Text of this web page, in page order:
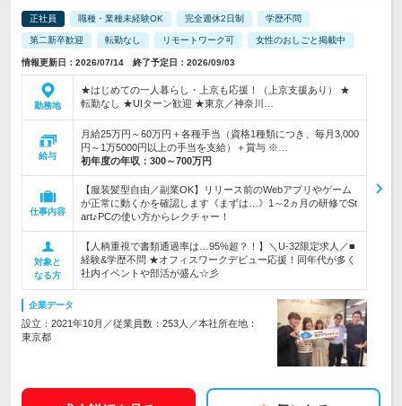
正社員 職種・業種未経験OK 完全週休2日制 学歴不問
第二新卒歓迎 転勤なし リモートワーク可 女性のおしごと掲載中
情報更新日：2026/07/14 終了予定日：2026/09/03
勤務地
★はじめての一人暮らし・上京も応援！（上京支援あり） ★
転勤なし ★UIターン歓迎 ★東京／神奈川…
給与
月給25万円～60万円＋各種手当（資格1種類につき、毎月3,000
円～1万5000円以上の手当を支給）＋賞与 ※…
初年度の年収： 300～700万円
仕事内容
【服装髪型自由／副業OK】リリース前のWebアプリやゲーム
が正常に動くかを確認します《まずは…》1～2ヵ月の研修でSt
art♪PCの使い方からレクチャー！
対象と
なる方
【人柄重視で書類通過率は…95%超？！】＼U-32限定求人／■
経験&学歴不問 ★オフィスワークデビュー応援！同年代が多く
社内イベントや部活が盛ん☆彡
企業データ
設立：2021年10月／従業員数：253人／本社所在地：
東京都